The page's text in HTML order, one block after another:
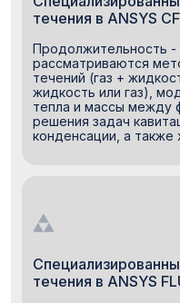
течения в ANSYS
Продолжительность -
рассматриваются
течений (газ +
жидкость или газ),
тепла и массы между
решения задач
конденсации, а также
течения в ANSYS